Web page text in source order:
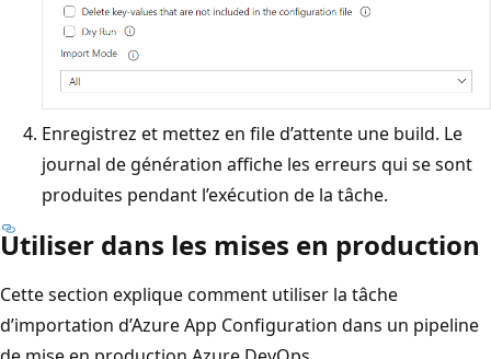
Enregistrez et mettez en file d’attente une build. Le
journal de génération affiche les erreurs qui se sont
produites pendant l’exécution de la tâche.
Utiliser dans les mises en production
Cette section explique comment utiliser la tâche
d’importation d’Azure App Configuration dans un pipeline